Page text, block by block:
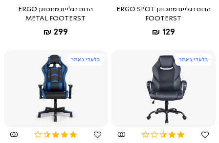
rating
הדום רגליים מתכוונן ERGO SPOT
FOOTERST
החל מ-
129 ₪
rating
הדום רגליים מתכוונן ERGO
METAL FOOTERST
החל מ-
299 ₪
בלעדי באתר
צפייה
מהירה
2.4
בלעדי באתר
צפייה
מהירה